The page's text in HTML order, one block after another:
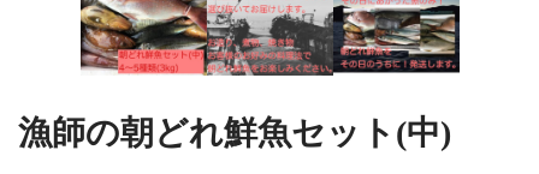
漁師の朝どれ鮮魚セット(中)